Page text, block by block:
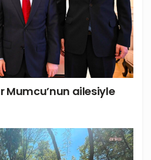
Mumcu’nun ailesiyle